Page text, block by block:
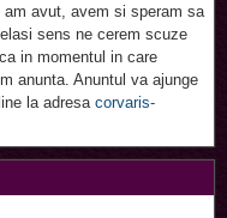
avut, avem si speram sa
sens ne cerem scuze
in momentul in care
anunta. Anuntul va ajunge
la adresa corvaris-